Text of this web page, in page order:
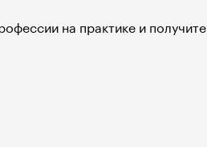
на практике и получите